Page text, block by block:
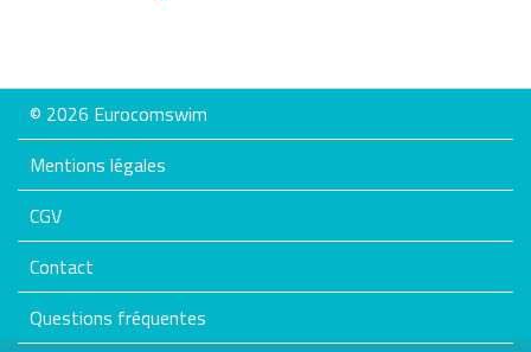
© 2026 Eurocomswim
Mentions légales
CGV
Contact
Questions fréquentes